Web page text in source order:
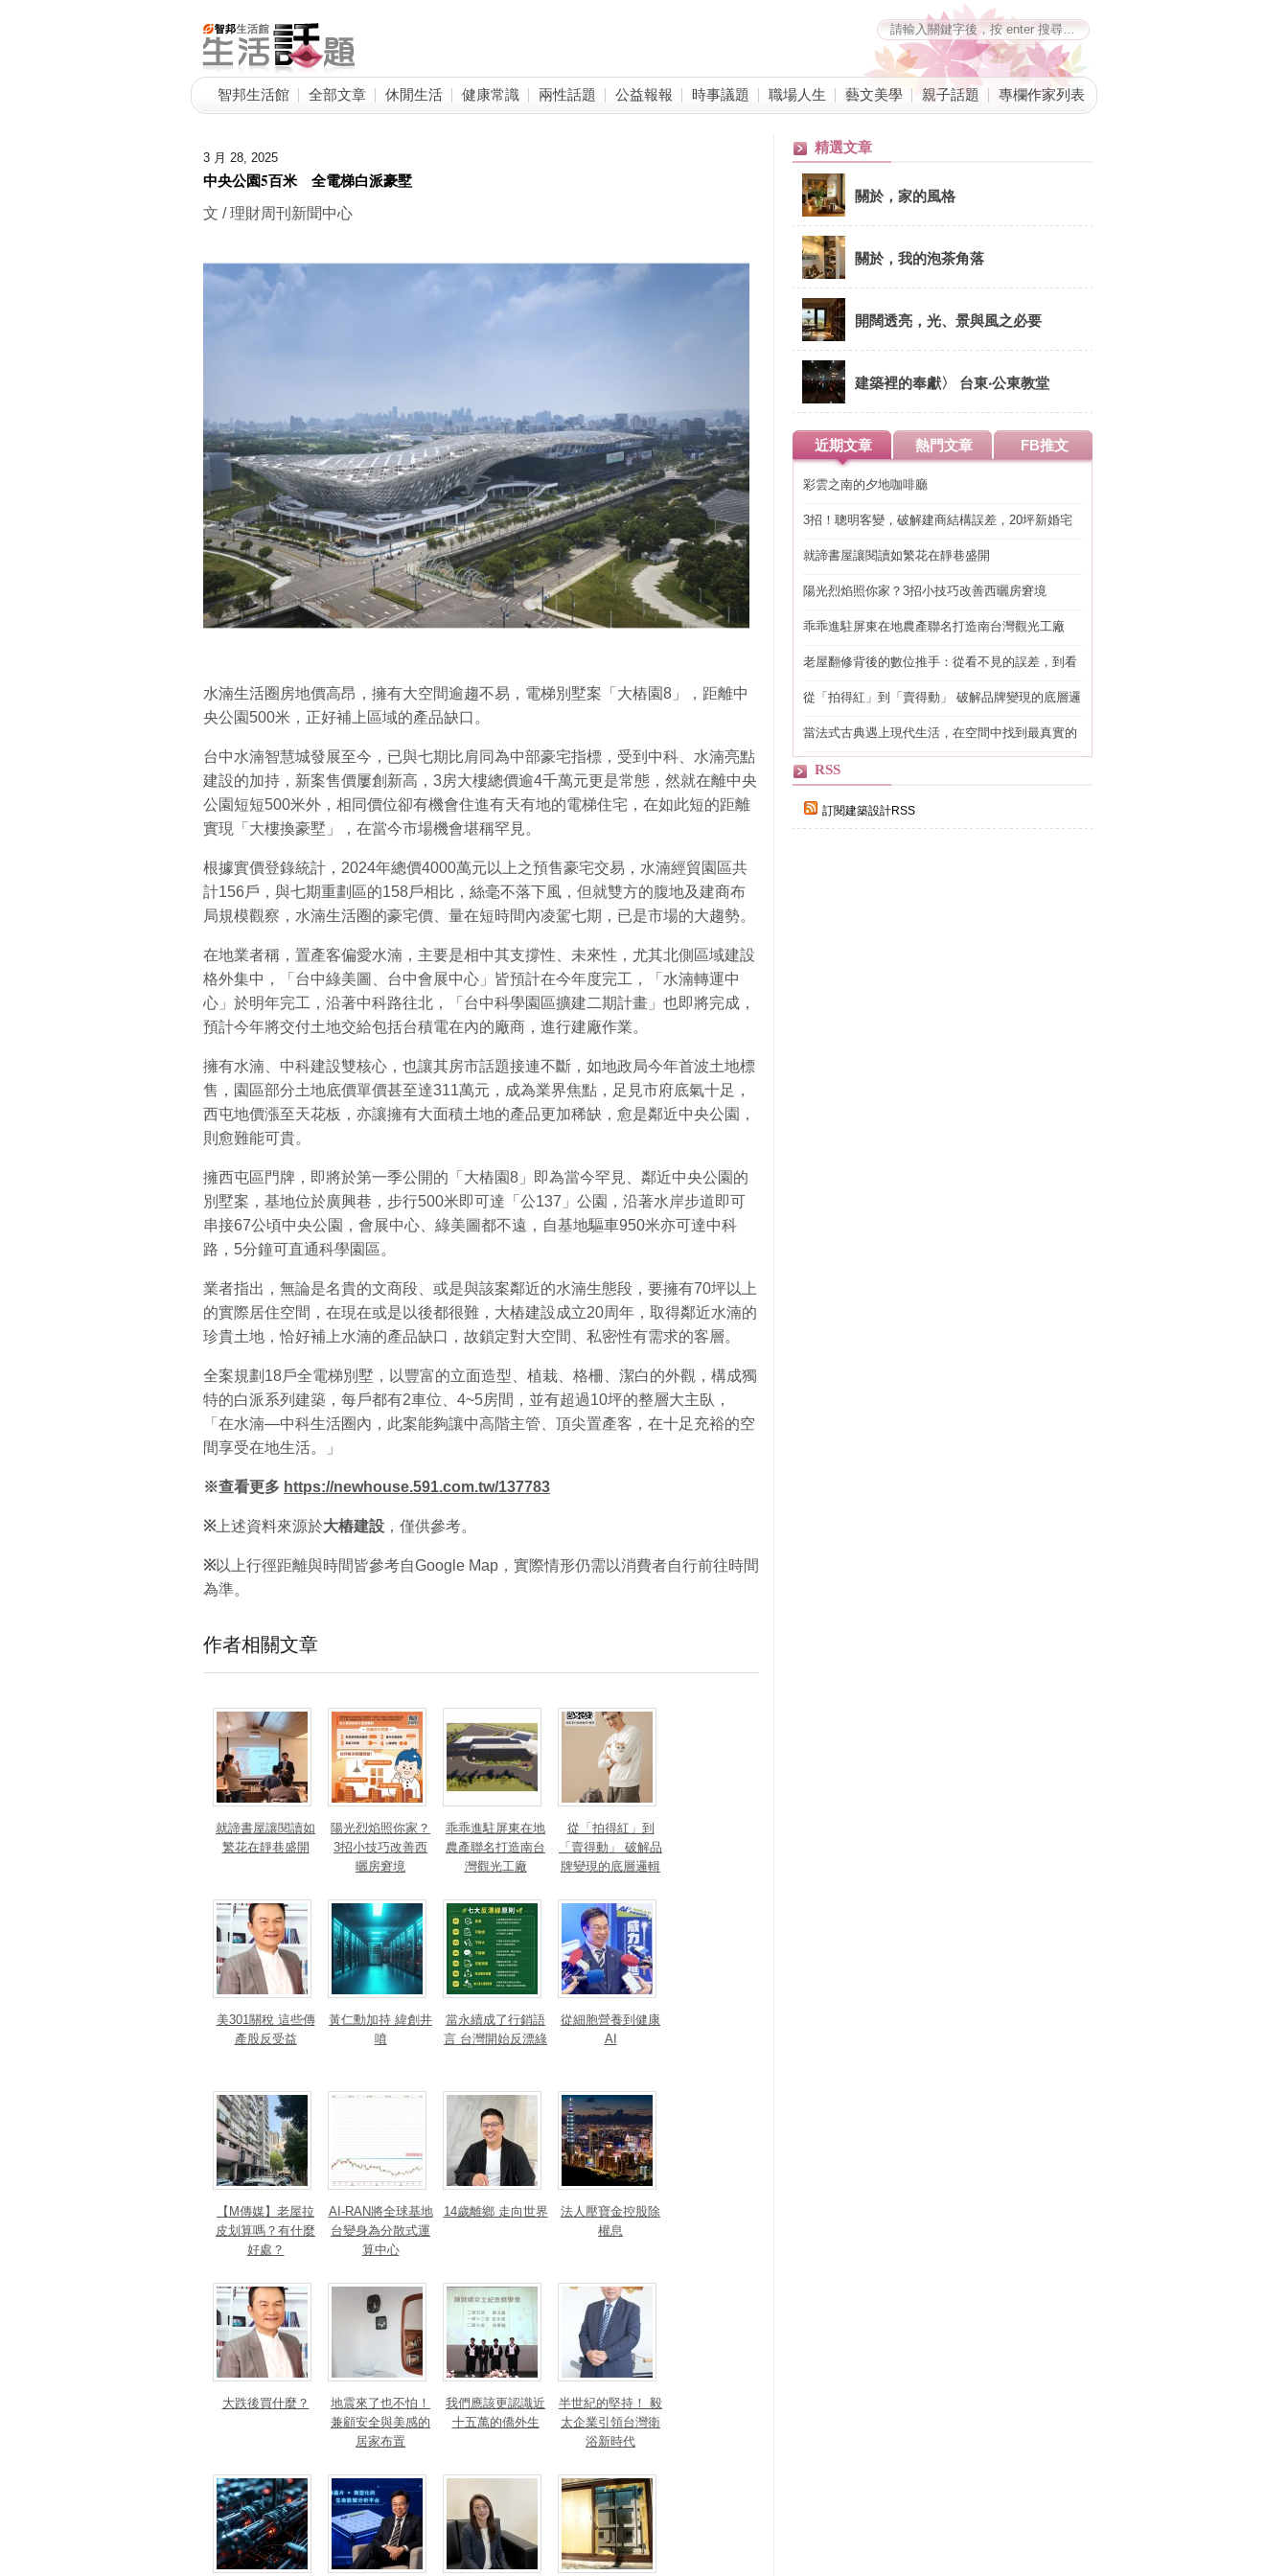
智邦生活館 全部文章 休閒生活 健康常識 兩性話題 公益報報 時事議題 職場人生 藝文美學 親子話題 專欄作家列表
3 月 28, 2025
中央公園5百米 全電梯白派豪墅
文 / 理財周刊新聞中心
水湳生活圈房地價高昂，擁有大空間逾趨不易，電梯別墅案「大樁園8」，距離中
央公園500米，正好補上區域的產品缺口。
台中水湳智慧城發展至今，已與七期比肩同為中部豪宅指標，受到中科、水湳亮點
建設的加持，新案售價屢創新高，3房大樓總價逾4千萬元更是常態，然就在離中央
公園短短500米外，相同價位卻有機會住進有天有地的電梯住宅，在如此短的距離
實現「大樓換豪墅」，在當今市場機會堪稱罕見。
根據實價登錄統計，2024年總價4000萬元以上之預售豪宅交易，水湳經貿園區共
計156戶，與七期重劃區的158戶相比，絲毫不落下風，但就雙方的腹地及建商布
局規模觀察，水湳生活圈的豪宅價、量在短時間內凌駕七期，已是市場的大趨勢。
在地業者稱，置產客偏愛水湳，主要是相中其支撐性、未來性，尤其北側區域建設
格外集中，「台中綠美圖、台中會展中心」皆預計在今年度完工，「水湳轉運中
心」於明年完工，沿著中科路往北，「台中科學園區擴建二期計畫」也即將完成，
預計今年將交付土地交給包括台積電在內的廠商，進行建廠作業。
擁有水湳、中科建設雙核心，也讓其房市話題接連不斷，如地政局今年首波土地標
售，園區部分土地底價單價甚至達311萬元，成為業界焦點，足見市府底氣十足，
西屯地價漲至天花板，亦讓擁有大面積土地的產品更加稀缺，愈是鄰近中央公園，
則愈難能可貴。
擁西屯區門牌，即將於第一季公開的「大樁園8」即為當今罕見、鄰近中央公園的
別墅案，基地位於廣興巷，步行500米即可達「公137」公園，沿著水岸步道即可
串接67公頃中央公園，會展中心、綠美圖都不遠，自基地驅車950米亦可達中科
路，5分鐘可直通科學園區。
業者指出，無論是名貴的文商段、或是與該案鄰近的水湳生態段，要擁有70坪以上
的實際居住空間，在現在或是以後都很難，大樁建設成立20周年，取得鄰近水湳的
珍貴土地，恰好補上水湳的產品缺口，故鎖定對大空間、私密性有需求的客層。
全案規劃18戶全電梯別墅，以豐富的立面造型、植栽、格柵、潔白的外觀，構成獨
特的白派系列建築，每戶都有2車位、4~5房間，並有超過10坪的整層大主臥，
「在水湳—中科生活圈內，此案能夠讓中高階主管、頂尖置產客，在十足充裕的空
間享受在地生活。」
※查看更多 https://newhouse.591.com.tw/137783
※上述資料來源於大樁建設 ，僅供參考。
※以上行徑距離與時間皆參考自Google Map，實際情形仍需以消費者自行前往時間
為準。
作者相關文章
就諦書屋讓閱讀如
繁花在靜巷盛開
陽光烈焰照你家？
3招小技巧改善西
曬房窘境
乖乖進駐屏東在地
農產聯名打造南台
灣觀光工廠
從「拍得紅」到
「賣得動」 破解品
牌變現的底層邏輯
美301關稅 這些傳
產股反受益
黃仁勳加持 緯創井
噴
當永續成了行銷語
言 台灣開始反漂綠
從細胞營養到健康
AI
【M傳媒】老屋拉
皮划算嗎？有什麼
好處？
AI-RAN將全球基地
台變身為分散式運
算中心
14歲離鄉 走向世界
法人壓寶金控股除
權息
大跌後買什麼？
地震來了也不怕！
兼顧安全與美感的
居家布置
我們應該更認識近
十五萬的僑外生
半世紀的堅持！ 毅
太企業引領台灣衛
浴新時代
精選文章
關於，家的風格
關於，我的泡茶角落
開闊透亮，光、景與風之必要
建築裡的奉獻〉 台東‧公東教堂
近期文章 熱門文章 FB推文
彩雲之南的夕地咖啡廳
3招！聰明客變，破解建商結構誤差，20坪新婚宅
就諦書屋讓閱讀如繁花在靜巷盛開
陽光烈焰照你家？3招小技巧改善西曬房窘境
乖乖進駐屏東在地農產聯名打造南台灣觀光工廠
老屋翻修背後的數位推手：從看不見的誤差，到看
從「拍得紅」到「賣得動」 破解品牌變現的底層邏
當法式古典遇上現代生活，在空間中找到最真實的
RSS
訂閱建築設計RSS